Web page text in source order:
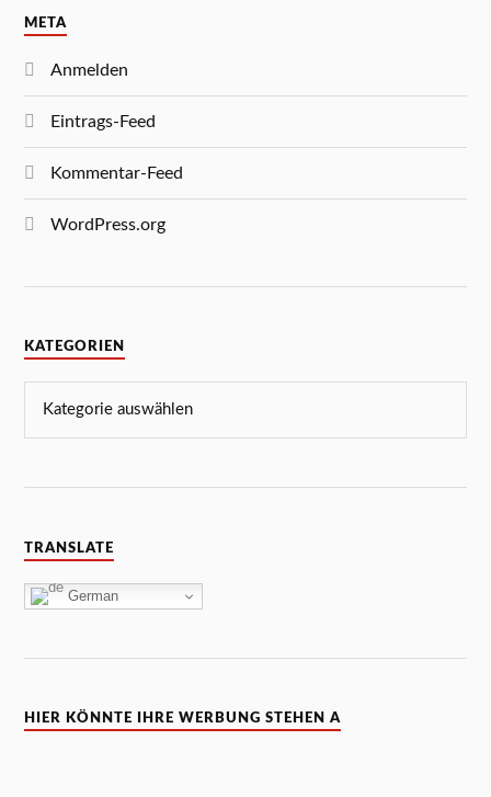
META
Anmelden
Eintrags-Feed
Kommentar-Feed
WordPress.org
KATEGORIEN
TRANSLATE
German
HIER KÖNNTE IHRE WERBUNG STEHEN A